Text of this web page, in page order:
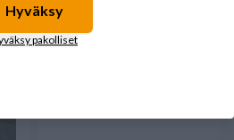
Hyväksy
pakolliset